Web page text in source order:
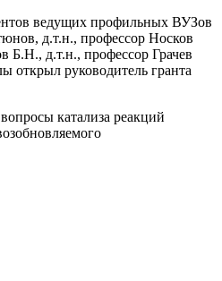
ведущих профильных ВУЗов
д.т.н., профессор Носков
д.т.н., профессор Грачев
руководитель гранта
катализа реакций